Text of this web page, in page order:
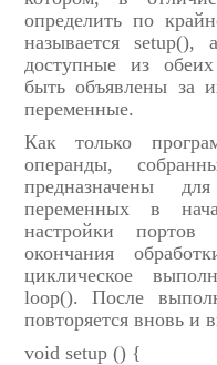
определить по
называется
доступные из
быть объявлены за
переменные.
Как только
операнды,
предназначены
переменных в
настройки
окончания
циклическое
loop(). После
повторяется вновь и
void setup () {